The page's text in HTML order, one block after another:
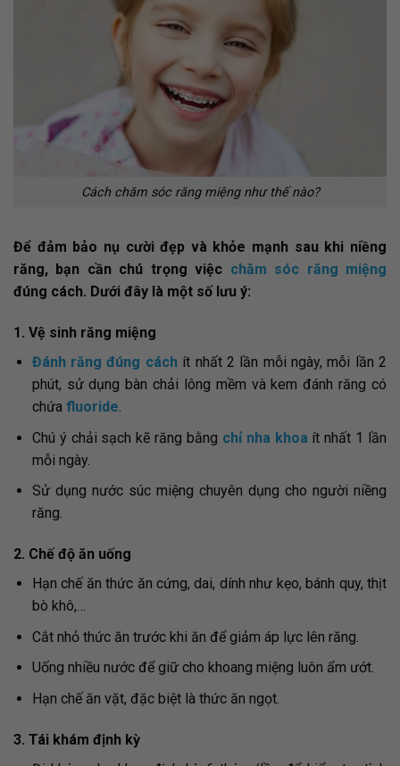
Cách chăm sóc răng miệng như thế nào?
Để đảm bảo nụ cười đẹp và khỏe mạnh sau khi niềng
răng, bạn cần chú trọng việc chăm sóc răng miệng
đúng cách. Dưới đây là một số lưu ý:
1. Vệ sinh răng miệng
Đánh răng đúng cáchít nhất 2 lần mỗi ngày, mỗi lần 2
phút, sử dụng bàn chải lông mềm và kem đánh răng có
chứa fluoride.
Chú ý chải sạch kẽ răng bằng chỉ nha khoa ít nhất 1 lần
mỗi ngày.
Sử dụng nước súc miệng chuyên dụng cho người niềng
răng.
2. Chế độ ăn uống
Hạn chế ăn thức ăn cứng, dai, dính như kẹo, bánh quy, thịt
bò khô,…
Cắt nhỏ thức ăn trước khi ăn để giảm áp lực lên răng.
Uống nhiều nước để giữ cho khoang miệng luôn ẩm ướt.
Hạn chế ăn vặt, đặc biệt là thức ăn ngọt.
3. Tái khám định kỳ